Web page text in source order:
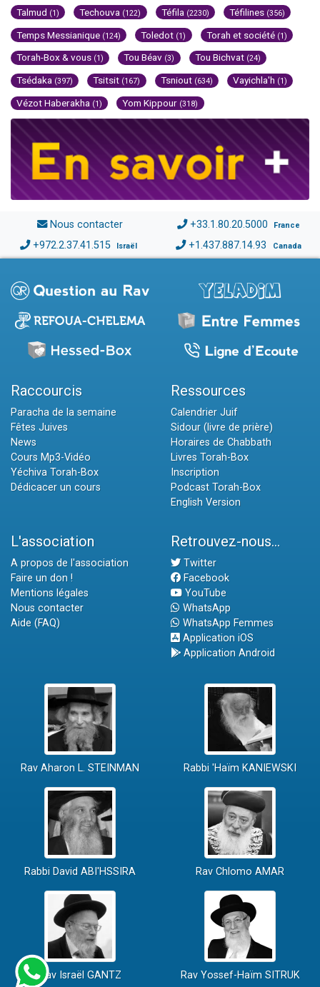
Talmud (1) Techouva (122) Téfila (2230) Téfilines (356)
Temps Messianique (124) Toledot (1) Torah et société (1)
Torah-Box & vous (1) Tou Béav (3) Tou Bichvat (24)
Tsédaka (397) Tsitsit (167) Tsniout (634) Vayichla'h (1)
Vézot Haberakha (1) Yom Kippour (318)
Nous contacter +33.1.80.20.5000 France
+972.2.37.41.515 Israël +1.437.887.14.93 Canada
Raccourcis
Paracha de la semaine
Fêtes Juives
News
Cours Mp3-Vidéo
Yéchiva Torah-Box
Dédicacer un cours
Ressources
Calendrier Juif
Sidour (livre de prière)
Horaires de Chabbath
Livres Torah-Box
Inscription
Podcast Torah-Box
English Version
L'association
A propos de l'association
Faire un don !
Mentions légales
Nous contacter
Aide (FAQ)
Retrouvez-nous...
Twitter
Facebook
YouTube
WhatsApp
WhatsApp Femmes
Application iOS
Application Android
Rav Aharon L. STEINMAN Rabbi 'Haïm KANIEWSKI
Rabbi David ABI'HSSIRA Rav Chlomo AMAR
Rav Israël GANTZ Rav Yossef-Haïm SITRUK